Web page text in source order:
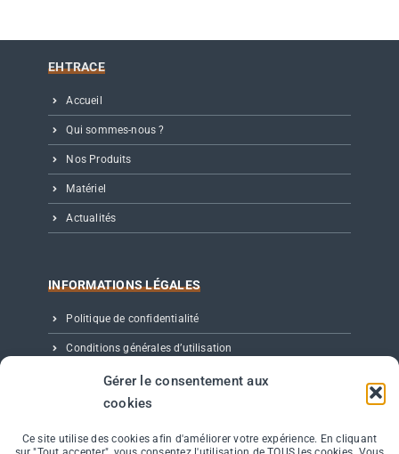
Gérer le consentement aux
cookies
Ce site utilise des cookies afin d'améliorer votre expérience. En cliquant
EHTRACE
Accueil
Qui sommes-nous ?
Nos Produits
Matériel
Actualités
INFORMATIONS LÉGALES
Politique de confidentialité
Conditions générales d’utilisation
Mentions légales
Partenaires, Éditeur & Crédits